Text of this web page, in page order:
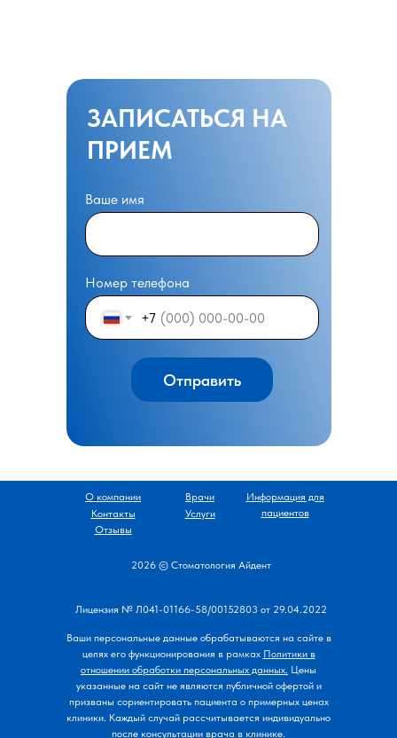
ЗАПИСАТЬСЯ НА
ПРИЕМ
Ваше имя
Номер телефона
+7
Отправить
2026 © Стоматология Айдент
О компании
Услуги
Врачи
Информация для
пациентов
Отзывы
Контакты
Лицензия № Л041-01166-58/00152803 от 29.04.2022
Ваши персональные данные обрабатываются на сайте в
целях его функционирования в рамках Политики в
отношении обработки персональных данных. Цены
указанные на сайт не являются публичной офертой и
призваны сориентировать пациента о примерных ценах
клиники. Каждый случай рассчитывается индивидуально
после консультации врача в клинике.